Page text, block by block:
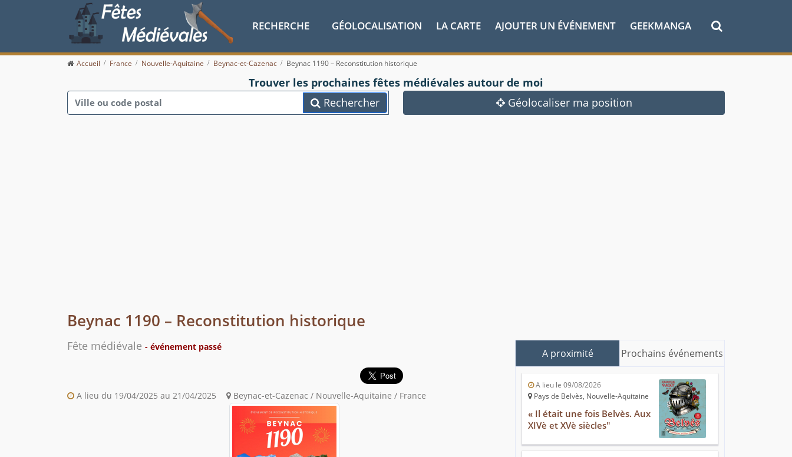
RECHERCHE GÉOLOCALISATION LA CARTE AJOUTER UN ÉVÉNEMENT GEEKMANGA
Accueil France Nouvelle-Aquitaine Beynac-et-Cazenac Beynac 1190 – Reconstitution historique
Trouver les prochaines fêtes médiévales autour de moi
Rechercher
Géolocaliser ma position
Beynac 1190 – Reconstitution historique
Fête médiévale - événement passé
A lieu du 19/04/2025 au 21/04/2025 Beynac-et-Cazenac / Nouvelle-Aquitaine / France
A proximité Prochains événements
A lieu le 09/08/2026
Pays de Belvès, Nouvelle-Aquitaine
« Il était une fois Belvès. Aux
XIVè et XVè siècles"